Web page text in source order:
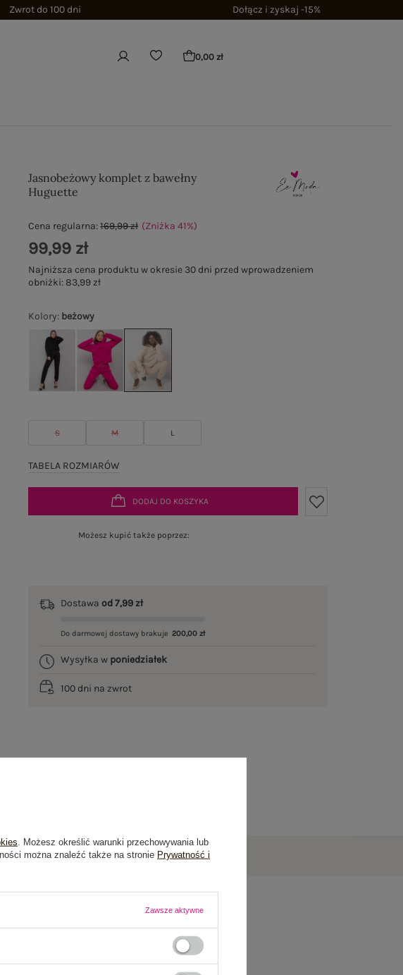
Zwrot do 100 dni Dołącz i zyskaj -15%
0,00 zł
Jasnobeżowy komplet z bawełny
Huguette
Kolory: beżowy
S M L
TABELA ROZMIARÓW
Cena regularna:169,99 zł (Zniżka41%)
99,99 zł
Najniższa cena produktu w okresie 30 dni przed wprowadzeniem
obniżki: 83,99 zł
DODAJ DO KOSZYKA
Możesz kupić także poprzez:
Dostawaod 7,99 zł
Do darmowej dostawy brakuje 200,00 zł
Wysyłka w poniedziałek
100 dni na zwrot
. Możesz określić warunki przechowywania lub
można znaleźć także na stronie Prywatność i
Zawsze aktywne